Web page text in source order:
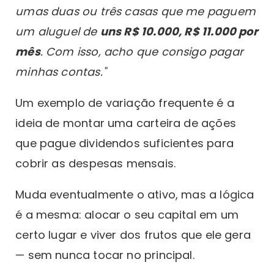
umas duas ou três casas que me paguem
um aluguel de uns R$ 10.000, R$ 11.000 por
mês. Com isso, acho que consigo pagar
minhas contas."
Um exemplo de variação frequente é a
ideia de montar uma carteira de ações
que pague dividendos suficientes para
cobrir as despesas mensais.
Muda eventualmente o ativo, mas a lógica
é a mesma: alocar o seu capital em um
certo lugar e viver dos frutos que ele gera
— sem nunca tocar no principal.